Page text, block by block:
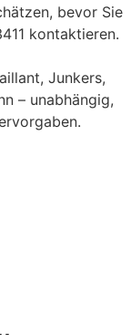
bevor Sie
kontaktieren.
Junkers,
– unabhängig,